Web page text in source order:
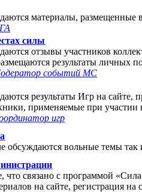
материалы, размещенные
силы
отзывы участников
результаты личных
событий МС
результаты Игр на
применяемые при участии
игр
обсуждаются вольные темы так
что связано с программой
на сайте, регистрация на